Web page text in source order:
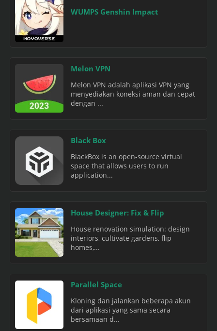
WUMPS Genshin Impact
Melon VPN
Melon VPN adalah aplikasi VPN yang
menyediakan koneksi aman dan cepat
dengan ...
Black Box
BlackBox is an open-source virtual
space that allows users to run
application...
House Designer: Fix & Flip
House renovation simulation: design
interiors, cultivate gardens, flip
homes,...
Parallel Space
Kloning dan jalankan beberapa akun
dari aplikasi yang sama secara
bersamaan d...